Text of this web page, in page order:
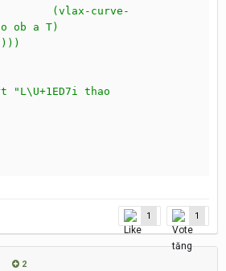
curve-
ob a T)
thao
1 1
2